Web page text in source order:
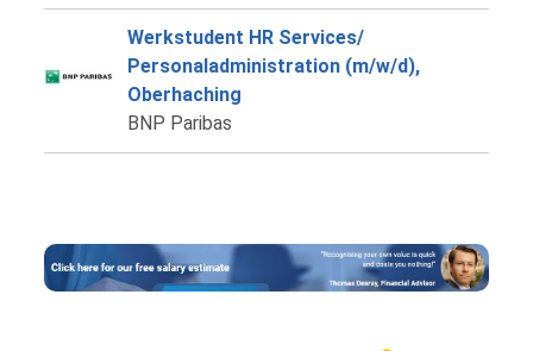
Werkstudent HR Services/
Personaladministration (m/w/d),
Oberhaching
BNP Paribas